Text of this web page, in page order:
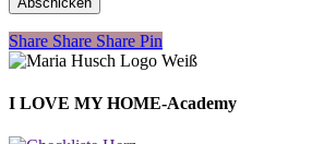
Share
Share Share Share Pin
I LOVE MY HOME-Academy